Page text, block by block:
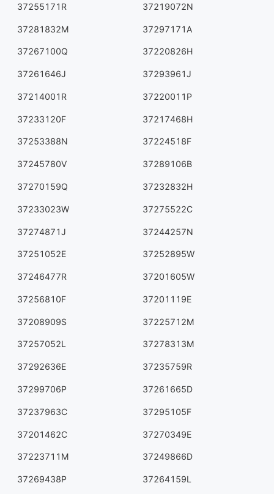
37255171R 37219072N
37281832M 37297171A
37267100Q 37220826H
37261646J 37293961J
37214001R 37220011P
37233120F 37217468H
37253388N 37224518F
37245780V 37289106B
37270159Q 37232832H
37233023W 37275522C
37274871J 37244257N
37251052E 37252895W
37246477R 37201605W
37256810F 37201119E
37208909S 37225712M
37257052L 37278313M
37292636E 37235759R
37299706P 37261665D
37237963C 37295105F
37201462C 37270349E
37223711M 37249866D
37269438P 37264159L